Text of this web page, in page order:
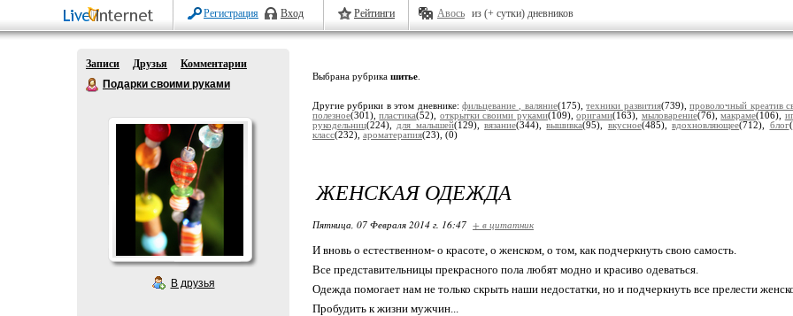
Регистрация Вход Рейтинги Авось из (+ сутки) дневников
Записи Друзья
Комментарии
Подарки своими руками
В друзья
Выбрана рубрика шитье
Другие рубрики в этом дневнике:фильцевание , валяние(175),техники развития(739),проволочный креатив
полезное(301),пластика(52), открытки своими руками(109),оригами(163), мыловарение(76),макраме(106),
рукодельниц(224), для малышей(129),вязание(344),вышивка(95), вкусное(485),вдохновляющее(712), блог
класс(232), ароматерапия(23), (0)
ЖЕНСКАЯ ОДЕЖДА
Пятница, 07 Февраля 2014 г. 16:47 + в цитатник
И вновь о естественном- о красоте, о женском, о том, как подчеркнуть свою самость.
Все представительницы прекрасного пола любят модно и красиво одеваться.
Одежда помогает нам не только скрыть наши недостатки, но и подчеркнуть все прелести
Пробудить к жизни мужчин...